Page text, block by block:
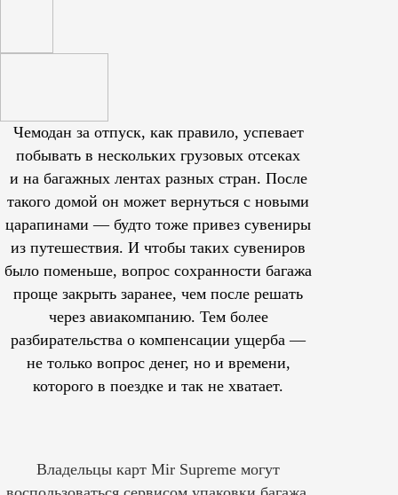
Чемодан за отпуск, как правило, успевает
побывать в нескольких грузовых отсеках
и на багажных лентах разных стран. После
такого домой он может вернуться с новыми
царапинами — будто тоже привез сувениры
из путешествия. И чтобы таких сувениров
было поменьше, вопрос сохранности багажа
проще закрыть заранее, чем после решать
через авиакомпанию. Тем более
разбирательства о компенсации ущерба —
не только вопрос денег, но и времени,
которого в поездке и так не хватает.
Владельцы карт Mir Supreme могут